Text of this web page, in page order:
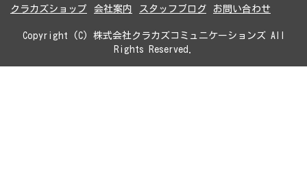
クラカズショップ
会社案内 スタッフブログ お問い合わせ
Copyright (C) 株式会社クラカズコミュニケーションズ All
Rights Reserved.